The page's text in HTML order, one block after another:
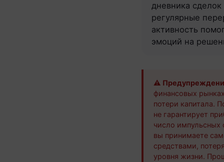
дневника
регулярные
активность
эмоций на
⚠️
финансовых
потери капитала.
не гарантирует
число
вы принимаете
средствами,
уровня жизни.